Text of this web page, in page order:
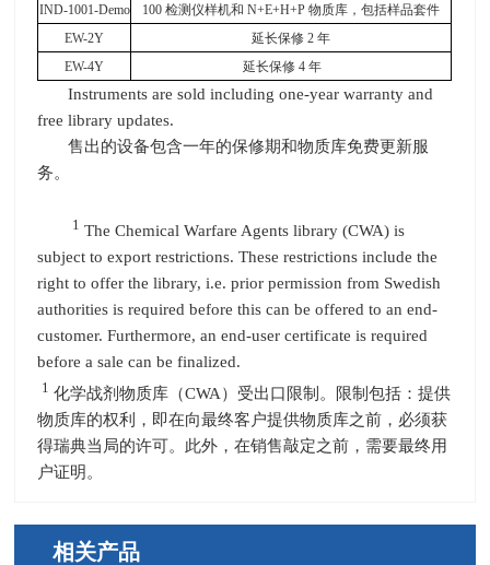
IND-1001-Demo
100检测仪样机和 N+E+H+P物质库，包括样品套件
EW-2Y
延长保修 2年
EW-4Y
延长保修 4年
Instruments are sold including one-year warranty and
free library updates.
售出的设备包含一年的保修期和物质库免费更新服
务。
1 The Chemical Warfare Agents library (CWA) is
subject to export restrictions. These restrictions include the
right to offer the library, i.e. prior permission from Swedish
authorities is required before this can be offered to an end-
customer. Furthermore, an end-user certificate is required
before a sale can be finalized.
1 化学战剂物质库（CWA）受出口限制。限制包括：提供
物质库的权利，即在向最终客户提供物质库之前，必须获
得瑞典当局的许可。此外，在销售敲定之前，需要最终用
户证明。
相关产品